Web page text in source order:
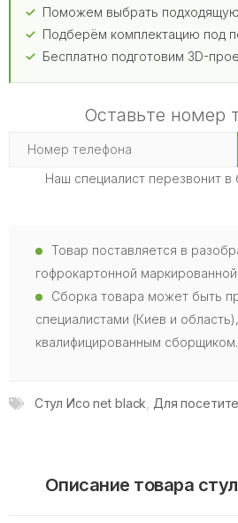
Поможем выбрать
Подберём комплектацию под
Бесплатно подготовим 3D-
Оставьте номер
Наш специалист перезвонит
Товар поставляется в
гофрокартонной маркированной
Сборка товара может быть
специалистами (Киев и
квалифицированным сборщиком.
Стул Исо net black Для
Описание товара